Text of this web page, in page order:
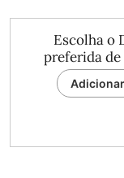
Escolha o
preferida